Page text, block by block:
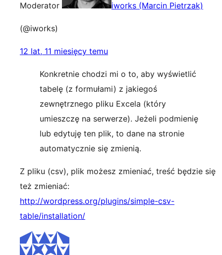
Moderator iworks (Marcin Pietrzak)
(@iworks)
12 lat, 11 miesięcy temu
Konkretnie chodzi mi o to, aby wyświetlić
tabelę (z formułami) z jakiegoś
zewnętrznego pliku Excela (który
umieszczę na serwerze). Jeżeli podmienię
lub edytuję ten plik, to dane na stronie
automatycznie się zmienią.
Z pliku (csv), plik możesz zmieniać, treść będzie się
też zmieniać:
http://wordpress.org/plugins/simple-csv-
table/installation/